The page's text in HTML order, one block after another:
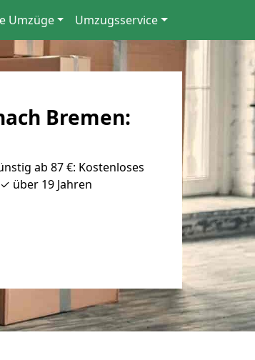
Umzüge Umzugsservice
Bremen:
ab 87 €: Kostenloses
über 19 Jahren